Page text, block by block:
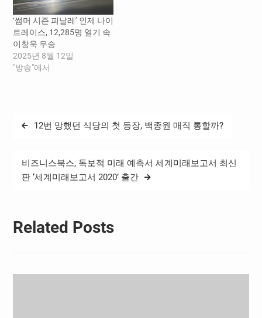
‘썸머 시즌 피날레’ 인제 나이
트레이스, 12,285명 열기 속
이창욱 우승
2025년 8월 12일
"방송"에서
글
12번 망했던 식당의 첫 등장, 백종원 매직 통할까?
비즈니스북스, 독보적 미래 예측서 세계미래보고서 최신
판 ‘세계미래보고서 2020’ 출간
Related Posts